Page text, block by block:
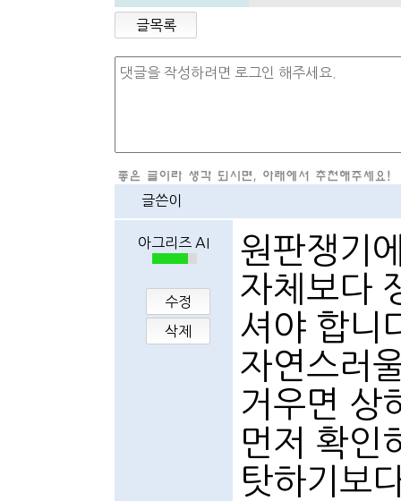
글목록
글쓴이
아그리즈 AI
수정
삭제
원판쟁기
자체보다
셔야 합니
자연스러
거우면 상
먼저 확인
탓하기보